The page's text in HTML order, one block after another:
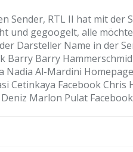
Sender, RTL II hat mit der
und gegoogelt, alle
Darsteller Name in der
Barry Barry
Al-Mardini
Cetinkaya Facebook Chris
Marlon Pulat